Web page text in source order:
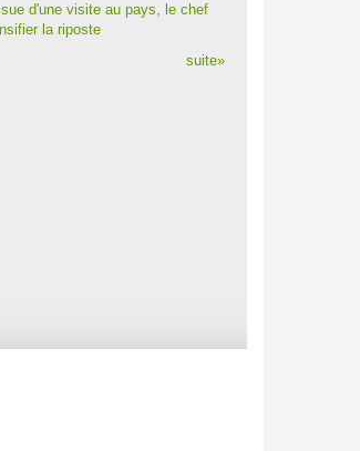
d'une visite au pays, le chef
la riposte
suite»